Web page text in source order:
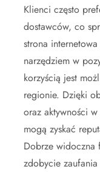
Klienci często
dostawców, co
strona
narzędziem w
korzyścią jest
regionie. Dzięki
oraz aktywności
mogą zyskać
Dobrze widoczna
zdobycie